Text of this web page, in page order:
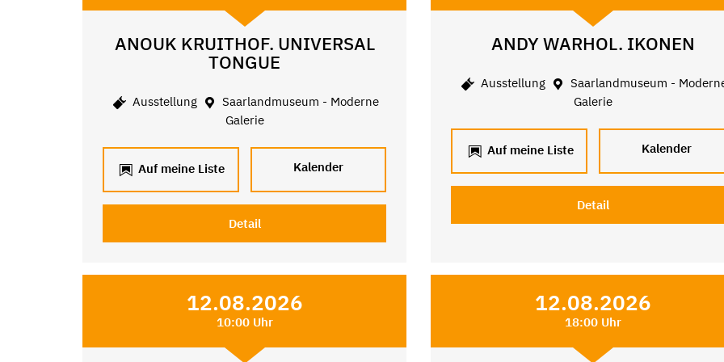
ANOUK KRUITHOF. UNIVERSAL
TONGUE
Ausstellung
Saarlandmuseum - Moderne
Galerie
Auf meine Liste Kalender
Detail
ANDY WARHOL. IKONEN
Ausstellung
Saarlandmuseum -
Galerie
Auf meine Liste Kalender
Detail
12.08.2026
10:00 Uhr
12.08.2026
18:00 Uhr